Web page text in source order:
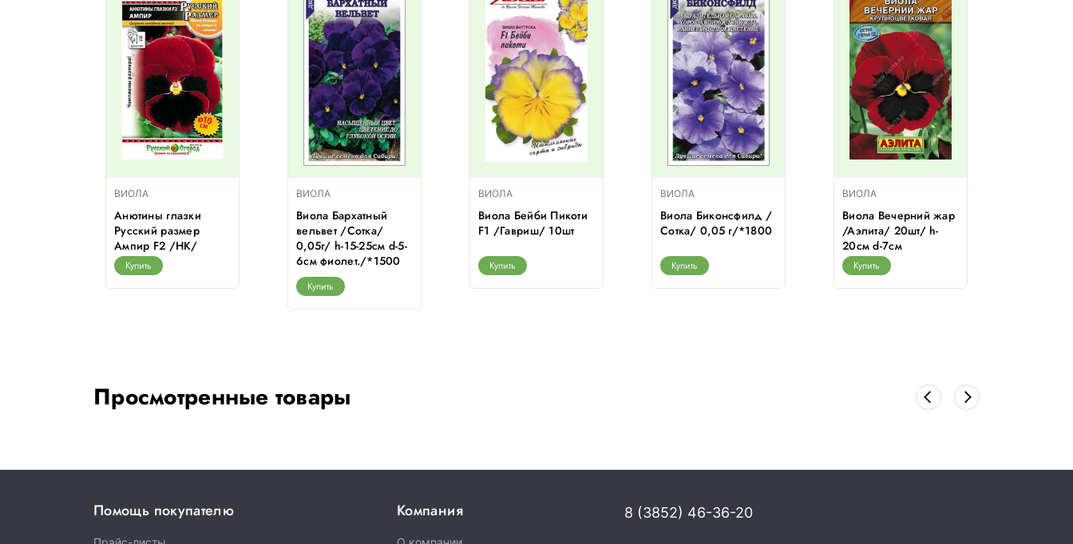
ВИОЛА
Анютины глазки
Русский размер
Ампир F2 /НК/
Купить
ВИОЛА
Виола Бархатный
вельвет /Сотка/
0,05г/ h-15-25см d-5-
6см фиолет./*1500
Купить
ВИОЛА
Виола Бейби Пикоти
F1 /Гавриш/ 10шт
Купить
ВИОЛА
Виола Биконсфилд /
Сотка/ 0,05 г/*1800
Купить
ВИОЛА
Виола Вечерний жар
/Аэлита/ 20шт/ h-
20см d-7см
Купить
Просмотренные товары
Помощь покупателю Компания 8 (3852) 46-36-20